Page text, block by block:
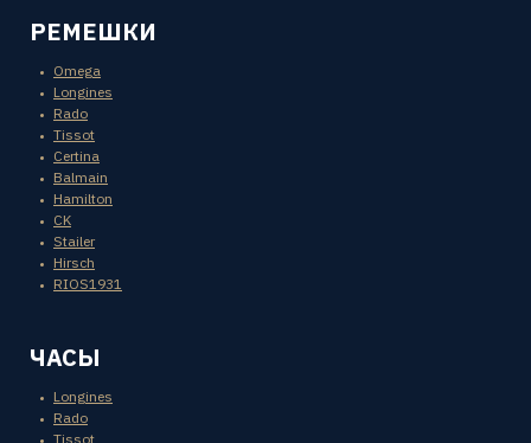
РЕМЕШКИ
Omega
Longines
Rado
Tissot
Certina
Balmain
Hamilton
CK
Stailer
Hirsch
RIOS1931
ЧАСЫ
Longines
Rado
Tissot